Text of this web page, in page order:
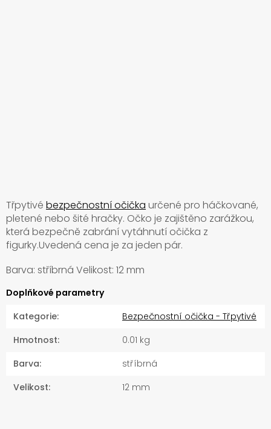
Třpytivé bezpečnostní očička určené pro háčkované,
pletené nebo šité hračky. Očko je zajištěno zarážkou,
která bezpečně zabrání vytáhnutí očička z
figurky.Uvedená cena je za jeden pár.
Barva: stříbrná Velikost: 12 mm
Doplňkové parametry
Kategorie:
Bezpečnostní očička - Třpytivé
Hmotnost:
0.01 kg
Barva:
stříbrná
Velikost: 12 mm